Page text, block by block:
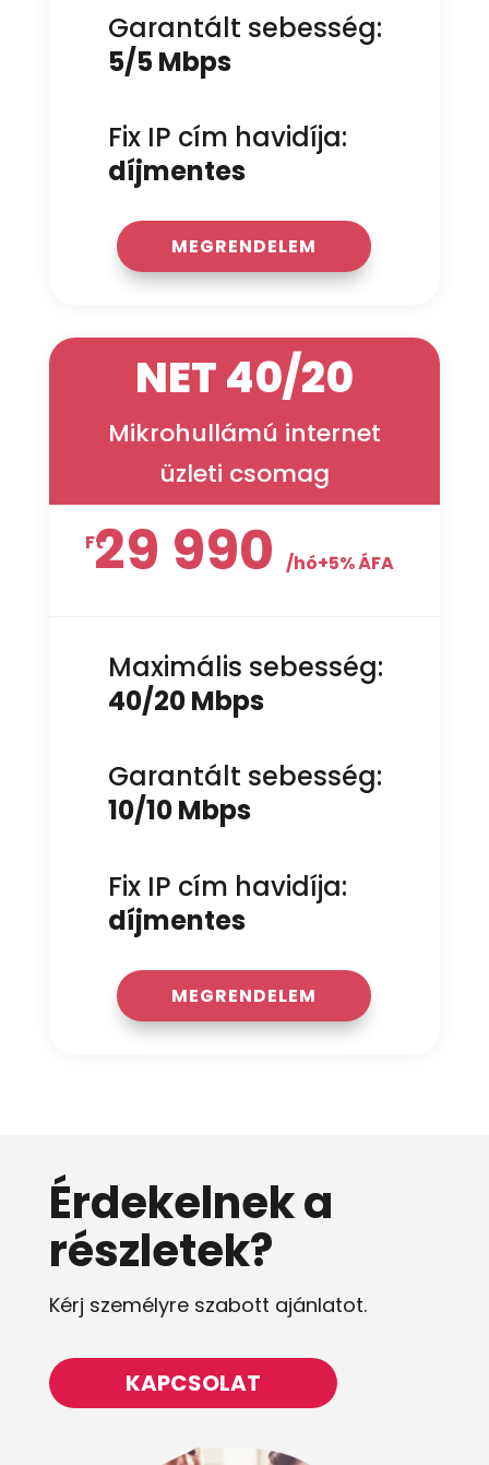
Garantált sebesség:
5/5 Mbps
Fix IP cím havidíja:
díjmentes
MEGRENDELEM
NET 40/20
Mikrohullámú internet
üzleti csomag
Ft29 990/hó+5% ÁFA
Maximális sebesség:
40/20 Mbps
Garantált sebesség:
10/10 Mbps
Fix IP cím havidíja:
díjmentes
MEGRENDELEM
Érdekelnek a
részletek?
Kérj személyre szabott ajánlatot.
KAPCSOLAT